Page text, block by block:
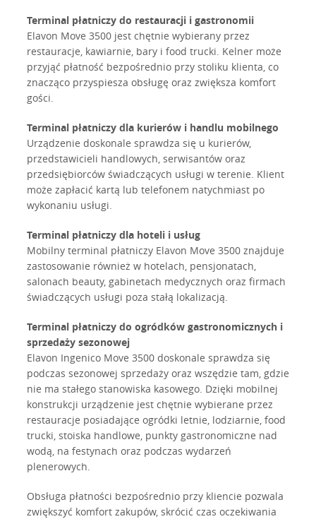
Terminal płatniczy do restauracji i gastronomii
Elavon Move 3500 jest chętnie wybierany przez
restauracje, kawiarnie, bary i food trucki. Kelner może
przyjąć płatność bezpośrednio przy stoliku klienta, co
znacząco przyspiesza obsługę oraz zwiększa komfort
gości.
Terminal płatniczy dla kurierów i handlu mobilnego
Urządzenie doskonale sprawdza się u kurierów,
przedstawicieli handlowych, serwisantów oraz
przedsiębiorców świadczących usługi w terenie. Klient
może zapłacić kartą lub telefonem natychmiast po
wykonaniu usługi.
Terminal płatniczy dla hoteli i usług
Mobilny terminal płatniczy Elavon Move 3500 znajduje
zastosowanie również w hotelach, pensjonatach,
salonach beauty, gabinetach medycznych oraz firmach
świadczących usługi poza stałą lokalizacją.
Terminal płatniczy do ogródków gastronomicznych i
sprzedaży sezonowej
Elavon Ingenico Move 3500 doskonale sprawdza się
podczas sezonowej sprzedaży oraz wszędzie tam, gdzie
nie ma stałego stanowiska kasowego. Dzięki mobilnej
konstrukcji urządzenie jest chętnie wybierane przez
restauracje posiadające ogródki letnie, lodziarnie, food
trucki, stoiska handlowe, punkty gastronomiczne nad
wodą, na festynach oraz podczas wydarzeń
plenerowych.
Obsługa płatności bezpośrednio przy kliencie pozwala
zwiększyć komfort zakupów, skrócić czas oczekiwania